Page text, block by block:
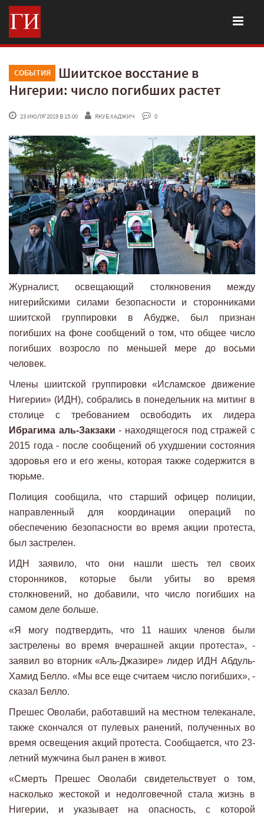
СОБЫТИЯ
Шиитское восстание в
Нигерии: число погибших растет
23 ИЮЛЯ'2019 В 15:00 ЯКУБ ХАДЖИЧ 0
Журналист, освещающий столкновения между
нигерийскими силами безопасности и сторонниками
шиитской группировки в Абудже, был признан
погибших на фоне сообщений о том, что общее число
погибших возросло по меньшей мере до восьми
человек.
Члены шиитской группировки «Исламское движение
Нигерии» (ИДН), собрались в понедельник на митинг в
столице с требованием освободить их лидера
Ибрагима аль-Закзаки - находящегося под стражей с
2015 года - после сообщений об ухудшении состояния
здоровья его и его жены, которая также содержится в
тюрьме.
Полиция сообщила, что старший офицер полиции,
направленный для координации операций по
обеспечению безопасности во время акции протеста,
был застрелен.
ИДН заявило, что они нашли шесть тел своих
сторонников, которые были убиты во время
столкновений, но добавили, что число погибших на
самом деле больше.
«Я могу подтвердить, что 11 наших членов были
застрелены во время вчерашней акции протеста», -
заявил во вторник «Аль-Джазире» лидер ИДН Абдуль-
Хамид Белло. «Мы все еще считаем число погибших», -
сказал Белло.
Прешес Оволаби, работавший на местном телеканале,
также скончался от пулевых ранений, полученных во
время освещения акций протеста. Сообщается, что 23-
летний мужчина был ранен в живот.
«Смерть Прешес Оволаби свидетельствует о том,
насколько жестокой и недолговечной стала жизнь в
Нигерии, и указывает на опасность, с которой